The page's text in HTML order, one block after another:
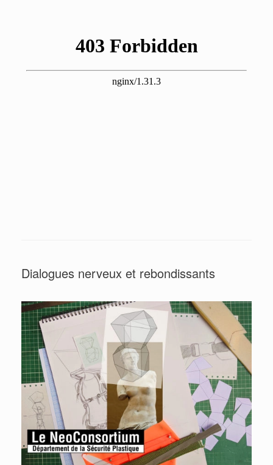
Dialogues nerveux et rebondissants